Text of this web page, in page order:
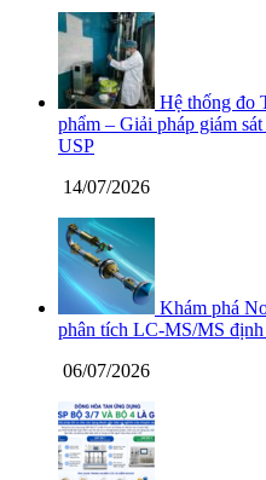
Hệ thống đo
phẩm – Giải pháp giám
USP
14/07/2026
Khám phá
phân tích LC-MS/MS
06/07/2026